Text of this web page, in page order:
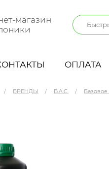
магазин
ОПЛАТА
БРЕНДЫ B.A.C. Базовое